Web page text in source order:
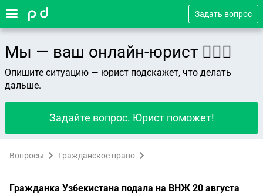
Задать вопрос
Мы — ваш онлайн-юрист 👨🏻‍⚖️
Опишите ситуацию — юрист подскажет, что делать
дальше.
Задайте вопрос. Юрист поможет!
Вопросы Гражданское право
Гражданка Узбекистана подала на ВНЖ 20 августа